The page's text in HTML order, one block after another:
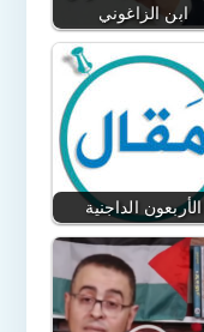
ابن الزاغوني
الأربعون الداجنية